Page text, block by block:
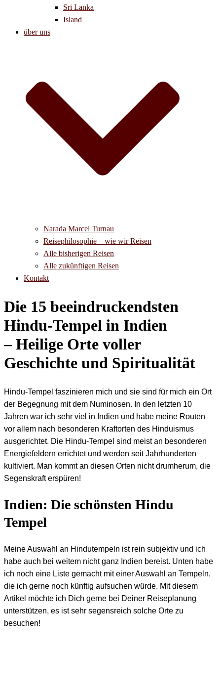
Sri Lanka
Island
über uns
Narada Marcel Turnau
Reisephilosophie – wie wir Reisen
Alle bisherigen Reisen
Alle zukünftigen Reisen
Kontakt
Die 15 beeindruckendsten
Hindu-Tempel in Indien
– Heilige Orte voller
Geschichte und Spiritualität
Hindu-Tempel faszinieren mich und sie sind für mich ein Ort
der Begegnung mit dem Numinosen. In den letzten 10
Jahren war ich sehr viel in Indien und habe meine Routen
vor allem nach besonderen Kraftorten des Hinduismus
ausgerichtet. Die Hindu-Tempel sind meist an besonderen
Energiefeldern errichtet und werden seit Jahrhunderten
kultiviert. Man kommt an diesen Orten nicht drumherum, die
Segenskraft erspüren!
Indien: Die schönsten Hindu
Tempel
Meine Auswahl an Hindutempeln ist rein subjektiv und ich
habe auch bei weitem nicht ganz Indien bereist. Unten habe
ich noch eine Liste gemacht mit einer Auswahl an Tempeln,
die ich gerne noch künftig aufsuchen würde. Mit diesem
Artikel möchte ich Dich gerne bei Deiner Reiseplanung
unterstützen, es ist sehr segensreich solche Orte zu
besuchen!